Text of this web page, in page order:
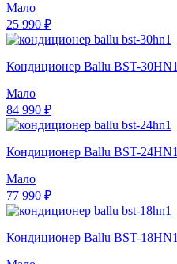
Мало
25 990 ₽
Кондиционер Ballu BST-30HN1
Мало
84 990 ₽
Кондиционер Ballu BST-24HN1
Мало
77 990 ₽
Кондиционер Ballu BST-18HN1